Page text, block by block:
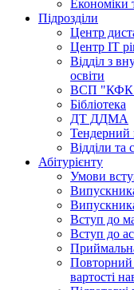
Економіки
Підрозділи
Центр
Центр ІТ
Відділ з
освіти
ВСП "КФК
Бібліотека
ДТ ДДМА
Тендерний
Відділи та
Абітурієнту
Умови
Вступ до
Вступ до
Повторний
вартості